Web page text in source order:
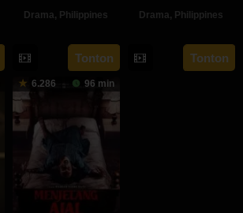
Drama, Philippines
27
Aug
2024
Ryan
Evangelista
Tonton
Drama, Philippines
3
Sep
2024
JM
Nebres
Tonton
6.286 96 min